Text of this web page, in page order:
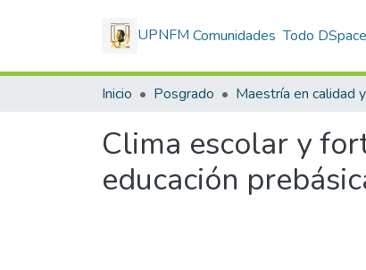
UPNFM Comunidades Todo DSpace
Inicio Posgrado
Clima escolar y
educación